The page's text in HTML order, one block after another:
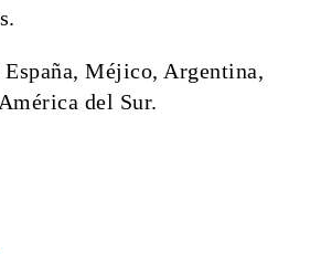
España, Méjico, Argentina,
del Sur.